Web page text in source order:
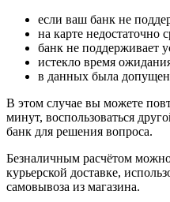
если ваш банк не
на карте недостаточно
банк не поддерживает
истекло время
в данных была
В этом случае вы можете
минут, воспользоваться
банк для решения вопроса.
Безналичным расчётом
курьерской доставке,
самовывоза из магазина.